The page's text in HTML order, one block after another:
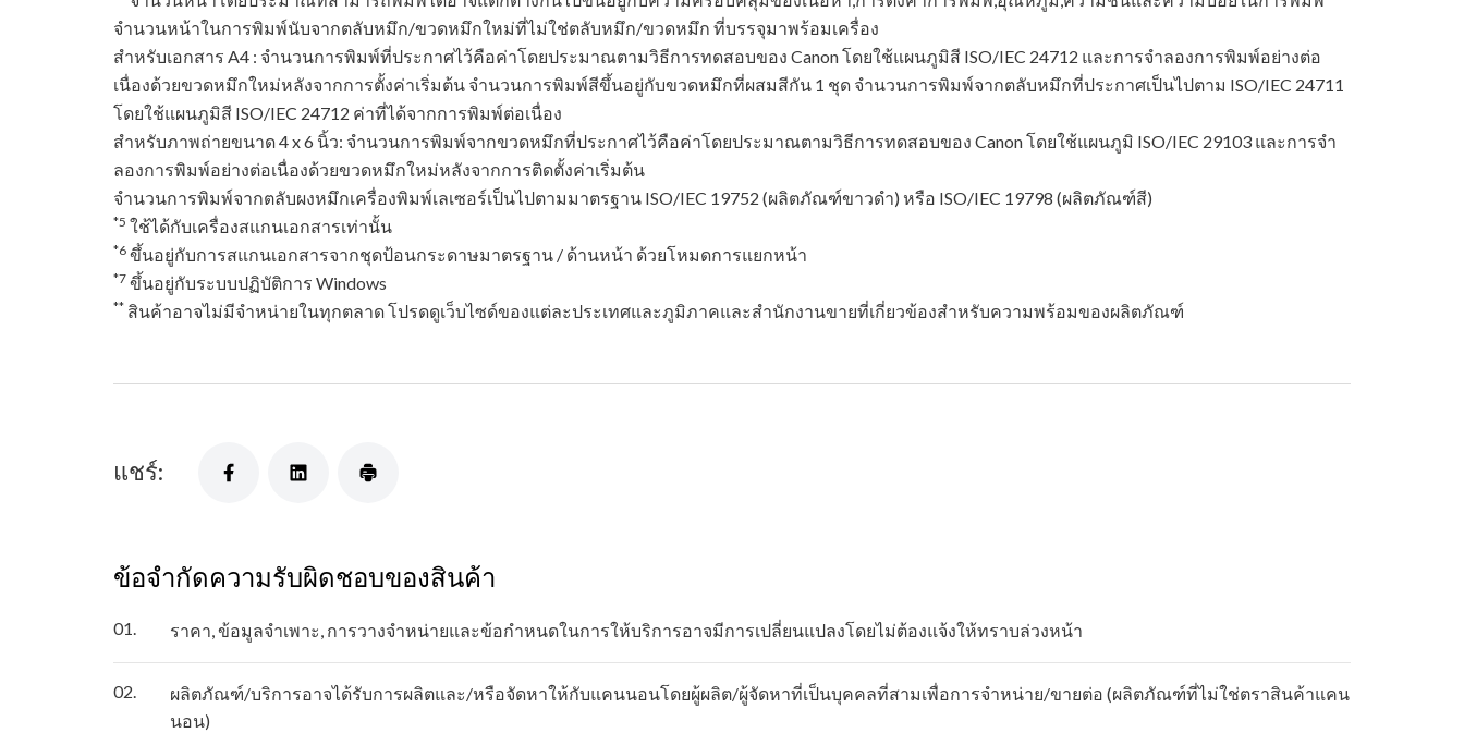
จำนวนหน้าในการพิมพ์นับจากตลับหมึก/ขวดหมึกใหม่ที่ไม่ใช่ตลับหมึก/ขวดหมึก ที่บรรจุมาพร้อมเครื่อง
สําหรับเอกสาร A4 : จำนวนการพิมพ์ที่ประกาศไว้คือค่าโดยประมาณตามวิธีการทดสอบของ Canon โดยใช้แผนภูมิสี ISO/IEC 24712 และการจําลองการพิมพ์อย่างต่อ
เนื่องด้วยขวดหมึกใหม่หลังจากการตั้งค่าเริ่มต้น จำนวนการพิมพ์สีขึ้นอยู่กับขวดหมึกที่ผสมสีกัน 1 ชุด จำนวนการพิมพ์จากตลับหมึกที่ประกาศเป็นไปตาม ISO/IEC 24711
โดยใช้แผนภูมิสี ISO/IEC 24712 ค่าที่ได้จากการพิมพ์ต่อเนื่อง
สําหรับภาพถ่ายขนาด 4 x 6 นิ้ว: จำนวนการพิมพ์จากขวดหมึกที่ประกาศไว้คือค่าโดยประมาณตามวิธีการทดสอบของ Canon โดยใช้แผนภูมิ ISO/IEC 29103 และการจํา
ลองการพิมพ์อย่างต่อเนื่องด้วยขวดหมึกใหม่หลังจากการติดตั้งค่าเริ่มต้น
จำนวนการพิมพ์จากตลับผงหมึกเครื่องพิมพ์เลเซอร์เป็นไปตามมาตรฐาน ISO/IEC 19752 (ผลิตภัณฑ์ขาวดํา) หรือ ISO/IEC 19798 (ผลิตภัณฑ์สี)
*5 ใช้ได้กับเครื่องสแกนเอกสารเท่านั้น
*6 ขึ้นอยู่กับการสแกนเอกสารจากชุดป้อนกระดาษมาตรฐาน / ด้านหน้า ด้วยโหมดการแยกหน้า
*7 ขึ้นอยู่กับระบบปฏิบัติการ Windows
** สินค้าอาจไม่มีจำหน่ายในทุกตลาด โปรดดูเว็บไซด์ของแต่ละประเทศและภูมิภาคและสำนักงานขายที่เกี่ยวข้องสำหรับความพร้อมของผลิตภัณฑ์
แชร์:
ข้อจำกัดความรับผิดชอบของสินค้า
01. ราคา, ข้อมูลจำเพาะ, การวางจำหน่ายและข้อกำหนดในการให้บริการอาจมีการเปลี่ยนแปลงโดยไม่ต้องแจ้งให้ทราบล่วงหน้า
02.
ผลิตภัณฑ์/บริการอาจได้รับการผลิตและ/หรือจัดหาให้กับแคนนอนโดยผู้ผลิต/ผู้จัดหาที่เป็นบุคคลที่สามเพื่อการจำหน่าย/ขายต่อ (ผลิตภัณฑ์ที่ไม่ใช่ตราสินค้าแคน
นอน)